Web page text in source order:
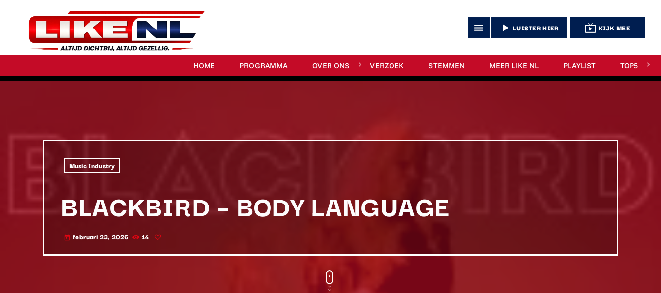
HOME PROGRAMMA OVER ONS VERZOEK STEMMEN MEER LIKE NL PLAYLIST TOP5
menu play_arrow LUISTER HIER live_tv KIJK MEE
Music Industry
BLACKBIRD – BODY LANGUAGE
today februari 23, 2026 14